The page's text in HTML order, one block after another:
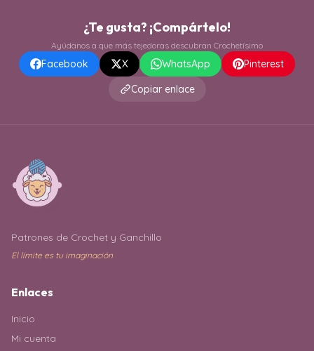
¿Te gusta? ¡Compártelo!
Ayúdanos a que más tejedoras descubran Crochetísimo
Facebook X WhatsApp
Pinterest
Copiar enlace
Patrones de Crochet y Ganchillo
El límite es tu imaginación
Enlaces
Inicio
Mi cuenta